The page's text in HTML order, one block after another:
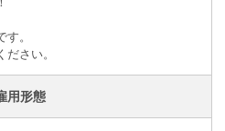
。
さい。
用形態